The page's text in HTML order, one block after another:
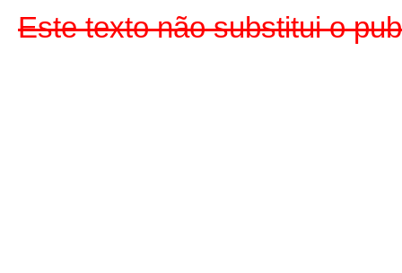
Este texto não substitui o